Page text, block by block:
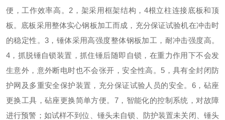
便，工作效率高。 2，架采用框架结构，4根立柱连接底板和顶
板。底板采用整体实心钢板加工而成，充分保证试验机在冲击时
的稳定性。3，锤体采用高强度整体钢板加工，耐冲击强度高。
4，抓脱锤自锁装置，抓住锤后随即自锁，在重力作用下不会发
生意外，意外断电时也不会张开，安全性高。 5，具有全封闭防
护网及多重安全保护装置，充分保证试验人员的安全。 6，砧座
更换工具，砧座更换简单方便。 7，智能化的控制系统，对故障
进行预警 ；如试样不到位、锤头未自锁、防护装置未关闭、锤头